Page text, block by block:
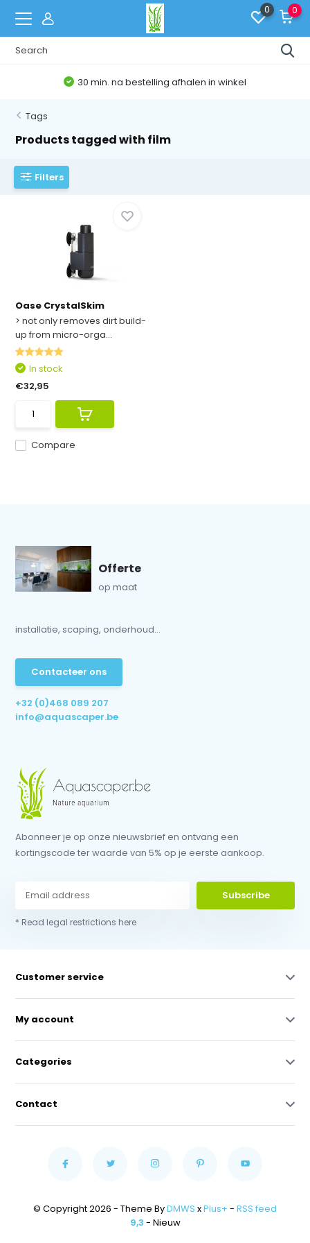
0 0
30 min. na bestelling afhalen in winkel
Tags
Products tagged with film
Filters
Oase CrystalSkim
> not only removes dirt build-
up from micro-orga...
Compare
In stock
€32,95
Offerte
op maat
installatie, scaping, onderhoud...
Contacteer ons
+32 (0)468 089 207
info@aquascaper.be
Abonneer je op onze nieuwsbrief en ontvang een
kortingscode ter waarde van 5% op je eerste aankoop.
Subscribe
* Read legal restrictions here
Customer service
My account
Categories
Contact
© Copyright 2026 - Theme ByDMWS xPlus+ - RSS feed
9,3 - Nieuw